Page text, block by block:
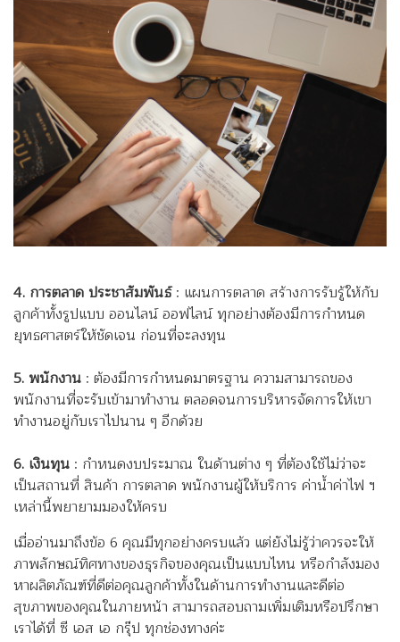
4. การตลาด ประชาสัมพันธ์: แผนการตลาด สร้างการรับรู้ให้กับ
ลูกค้าทั้งรูปแบบ ออนไลน์ ออฟไลน์ ทุกอย่างต้องมีการกำหนด
ยุทธศาสตร์ให้ชัดเจน ก่อนที่จะลงทุน
5. พนักงาน : ต้องมีการกำหนดมาตรฐาน ความสามารถของ
พนักงานที่จะรับเข้ามาทำงาน ตลอดจนการบริหารจัดการให้เขา
ทำงานอยู่กับเราไปนาน ๆ อีกด้วย
6. เงินทุน : กำหนดงบประมาณ ในด้านต่าง ๆ ที่ต้องใช้ไม่ว่าจะ
เป็นสถานที่ สินค้า การตลาด พนักงานผู้ให้บริการ ค่าน้ำค่าไฟ ฯ
เหล่านี้พยายามมองให้ครบ
เมื่ออ่านมาถึงข้อ 6 คุณมีทุกอย่างครบแล้ว แต่ยังไม่รู้ว่าควรจะให้
ภาพลักษณ์ทิศทางของธุรกิจของคุณเป็นแบบไหน หรือกำลังมอง
หาผลิตภัณฑ์ที่ดีต่อคุณลูกค้าทั้งในด้านการทำงานและดีต่อ
สุขภาพของคุณในภายหน้า สามารถสอบถามเพิ่มเติมหรือปรึกษา
เราได้ที่ ซี เอส เอ กรุ๊ป ทุกช่องทางค่ะ